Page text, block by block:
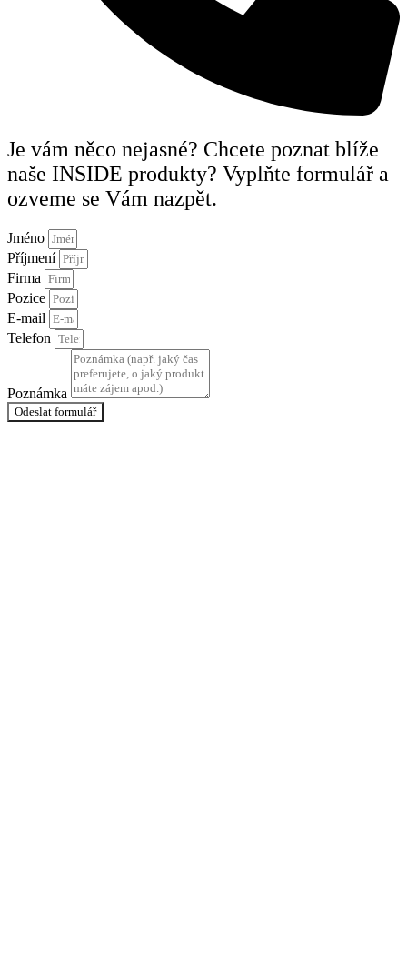
Je vám něco nejasné? Chcete poznat blíže
naše INSIDE produkty? Vyplňte formulář a
ozveme se Vám nazpět.
Jméno
Příjmení
Firma
Pozice
E-mail
Telefon
Poznámka
Odeslat formulář